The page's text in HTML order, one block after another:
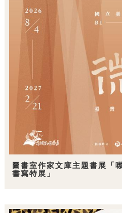
圖書室作家文庫主題書展「
書寫特展」